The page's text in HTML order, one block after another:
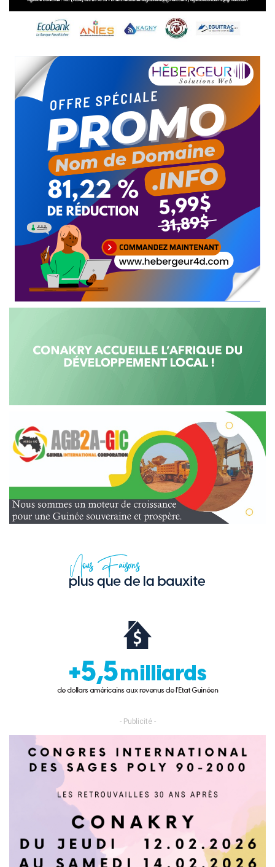
- Publicité -